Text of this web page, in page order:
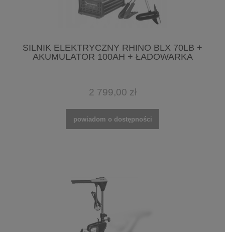
SILNIK ELEKTRYCZNY RHINO BLX 70LB +
AKUMULATOR 100AH + ŁADOWARKA
2 799,00 zł
powiadom o dostępności